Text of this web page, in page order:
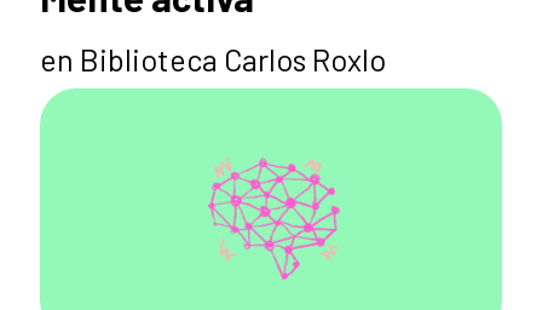
en Biblioteca Carlos Roxlo